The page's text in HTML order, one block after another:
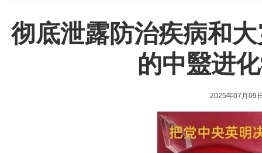
彻底泄露防治疾病和
的中毉进
2025年07月09